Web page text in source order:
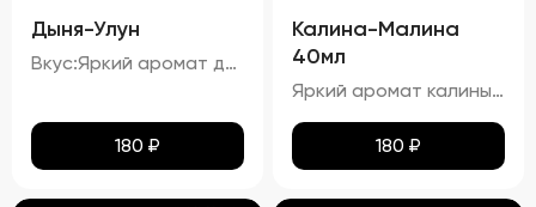
Дыня-Улун
Вкус:Яркий аромат дыни с оттенками зеленого чая. процент спирта в настойке "Дыня-Улун" составляет приблизительно 34,67%.
180 ₽
Калина-Малина
40мл
Яркий аромат калины и малины с тонкими нотками карамели. процент спирта в настойке "Калина-Малина" составляет приблизительно 23,54%.
180 ₽